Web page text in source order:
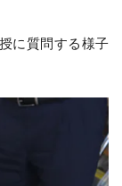
に質問する様子